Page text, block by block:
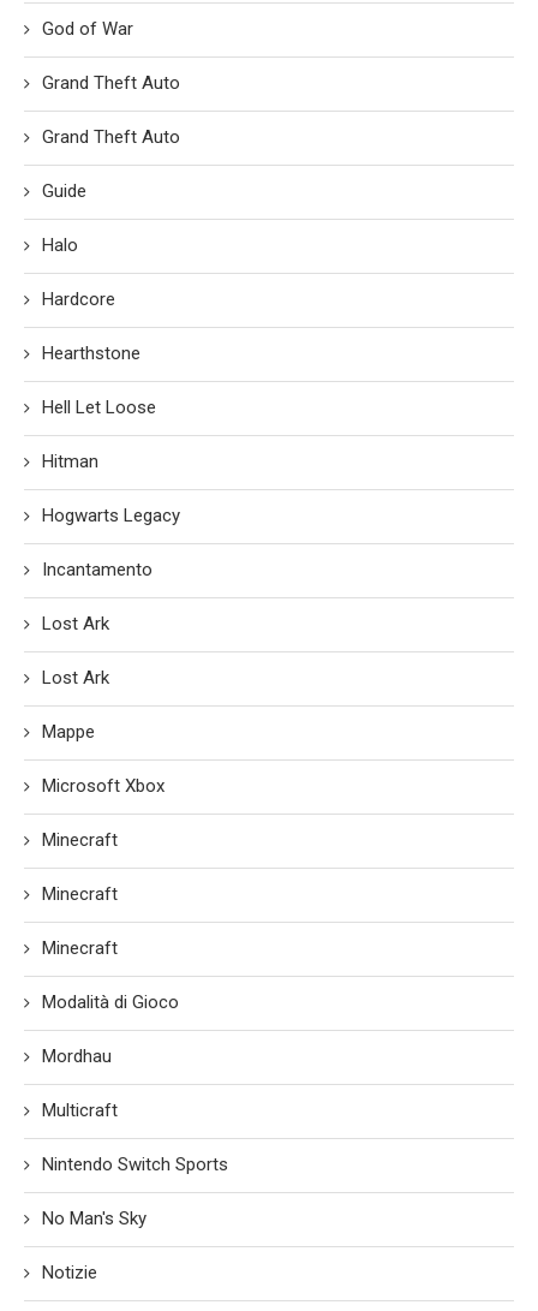
God of War
Grand Theft Auto
Grand Theft Auto
Guide
Halo
Hardcore
Hearthstone
Hell Let Loose
Hitman
Hogwarts Legacy
Incantamento
Lost Ark
Lost Ark
Mappe
Microsoft Xbox
Minecraft
Minecraft
Minecraft
Modalità di Gioco
Mordhau
Multicraft
Nintendo Switch Sports
No Man's Sky
Notizie